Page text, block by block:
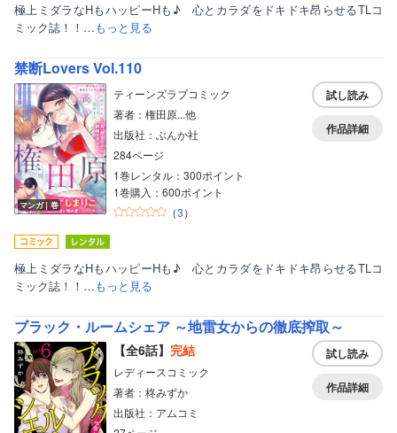
極上ミダラなHもハッピーHも♪ 心とカラダをドキドキ昂らせるTLコ
ミック誌！！…もっと見る
禁断Lovers Vol.110
マンガ｜巻
ティーンズラブコミック
著者：権田原...他
出版社：ぶんか社
284ページ
1巻レンタル：300ポイント
1巻購入：600ポイント
（3）
試し読み
作品詳細
極上ミダラなHもハッピーHも♪ 心とカラダをドキドキ昂らせるTLコ
ミック誌！！…もっと見る
ブラック・ルームシェア ～地雷女からの徹底搾取～
【全6話】 完結
レディースコミック
著者：柊みずか
出版社：アムコミ
試し読み
作品詳細